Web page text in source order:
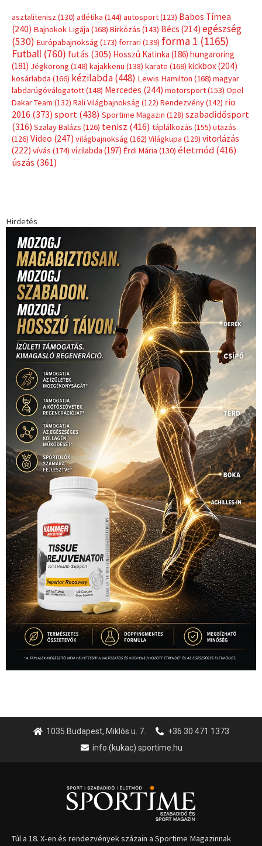
asztalitenisz (130) atlétika (144) autosport(123) Babos Tímea
(240) Bajnokok Ligája (168) Birkózás (143) Bécs (214) egészség
(530) Európabajnokság (173) ferrari (139) forma 1 (1165)
Futball (760) futás (305) Hosszú Katinka (186) hungaroring
(181) Jégkorong (148) kajakkenu (138) karate (168) kickbox(204)
kosárlabda (166) kézilabda(448) Lewis Hamilton (168) magyar
labdarúgóválogatott(148) Mercedes (244) motorsport(153) Opel
Dakar Team (132) Rali Világbajnokság (122) Rendezvény(142) rio
2016 (373) sport(438) Sportime Magazin (128) szabadidősport
(316) Szalay Balázs (126) tenisz (416) táplálkozás (155) utazás
(126) Video (247) világbajnokság (162) Világkupa (129) vitorlázás
(222) vívás (174) vízilabda (197) Érdi Mária (130) életmód(416)
úszás (361)
Hirdetés
1035 Budapest, Miklós u. 7.
+36 30 471 1373
info (kukac) sportime.hu
Túl a 18. X-en és rendezvények százain a Sportime Magazinnak